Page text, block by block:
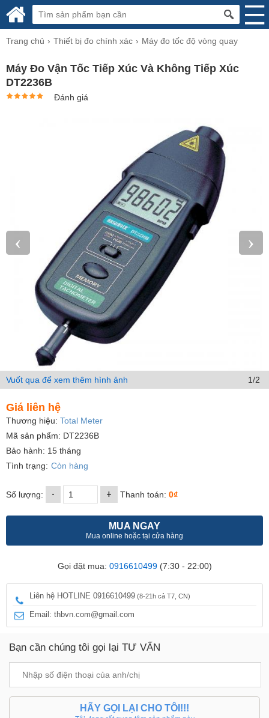
Trang chủ Thiết bị đo chính xác Máy đo tốc độ vòng quay
Máy Đo Vận Tốc Tiếp Xúc Và Không Tiếp Xúc
DT2236B
Đánh giá
‹ ›
Vuốt qua để xem thêm hình ảnh 1/2
Giá liên hệ
Thương hiệu: Total Meter
Mã sản phẩm: DT2236B
Bảo hành: 15 tháng
Tình trạng: Còn hàng
Số lượng: - + Thanh toán: 0₫
MUA NGAY
Mua online hoặc tại cửa hàng
Gọi đặt mua: 0916610499(7:30 - 22:00)
Liên hệ HOTLINE 0916610499 (8-21h cả T7, CN)
Email: thbvn.com@gmail.com
Bạn cần chúng tôi gọi lại TƯ VẤN
HÃY GỌI LẠI CHO TÔI!!!